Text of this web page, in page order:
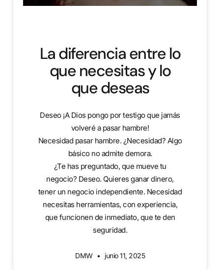
La diferencia entre lo
que necesitas y lo
que deseas
Deseo ¡A Dios pongo por testigo que jamás
volveré a pasar hambre!
Necesidad pasar hambre. ¿Necesidad? Algo
básico no admite demora.
¿Te has preguntado, que mueve tu
negocio? Deseo. Quieres ganar dinero,
tener un negocio independiente. Necesidad
necesitas herramientas, con experiencia,
que funcionen de inmediato, que te den
seguridad.
DMW junio 11, 2025